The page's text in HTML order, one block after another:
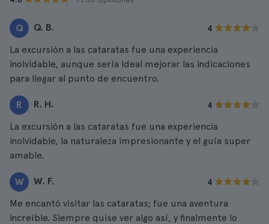
Q Q. B. 4
La excursión a las cataratas fue una experiencia
inolvidable, aunque sería ideal mejorar las indicaciones
para llegar al punto de encuentro.
R R. H. 4
La excursión a las cataratas fue una experiencia
inolvidable, la naturaleza impresionante y el guía super
amable.
W W. F. 4
Me encantó visitar las cataratas; fue una aventura
increíble. Siempre quise ver algo así, y finalmente lo